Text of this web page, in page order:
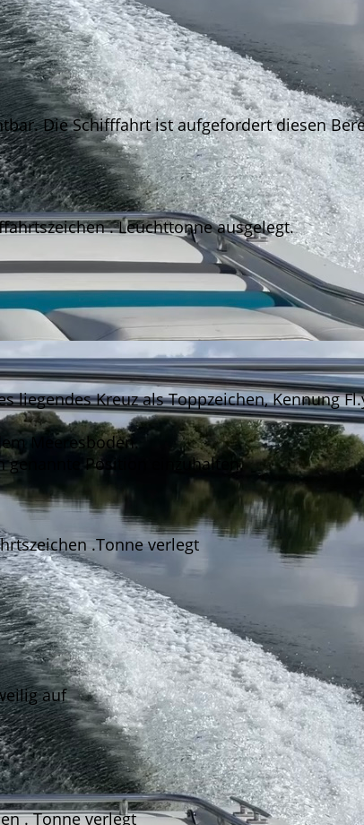
Die Schifffahrt ist aufgefordert diesen
. Leuchttonne ausgelegt.
liegendes Kreuz als Toppzeichen, Kennung
Meeresboden.
genannte Position einzuhalten.
.Tonne verlegt
auf
. Tonne verlegt